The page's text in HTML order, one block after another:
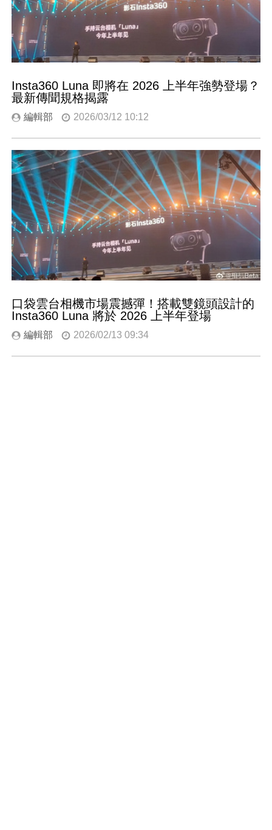
Insta360 Luna 即將在 2026 上半年強勢登場？
最新傳聞規格揭露
編輯部 2026/03/12 10:12
口袋雲台相機市場震撼彈！搭載雙鏡頭設計的
Insta360 Luna 將於 2026 上半年登場
編輯部 2026/02/13 09:34